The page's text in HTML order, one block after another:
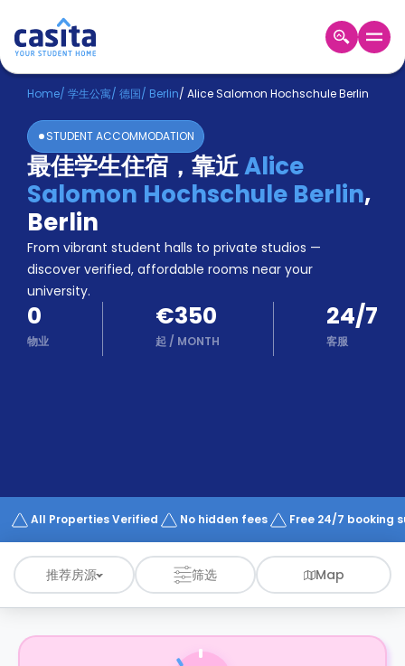
Home ZH EUR
登
入
Booking
Accommodation
About
us
Blog
Refer
And
Earn
Become
Partner
Works
Home/ 学生公寓/ 德国/ Berlin/ Alice Salomon Hochschule Berlin
STUDENT ACCOMMODATION
最佳学生住宿，靠近Alice
Salomon Hochschule Berlin,
Berlin
From vibrant student halls to private studios —
discover verified, affordable rooms near your
university.
0
物业
€350
起 / MONTH
24/7
客服
All Properties Verified No hidden fees Free 24/7 booking
推荐房源 筛选 Map